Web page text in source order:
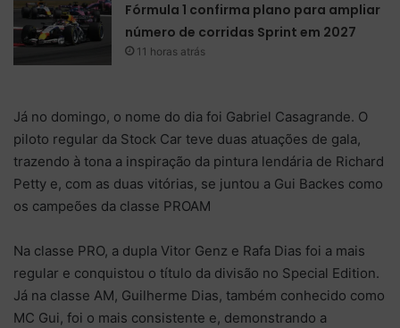
Fórmula 1 confirma plano para ampliar
número de corridas Sprint em 2027
11 horas atrás
Já no domingo, o nome do dia foi Gabriel Casagrande. O
piloto regular da Stock Car teve duas atuações de gala,
trazendo à tona a inspiração da pintura lendária de Richard
Petty e, com as duas vitórias, se juntou a Gui Backes como
os campeões da classe PROAM
Na classe PRO, a dupla Vitor Genz e Rafa Dias foi a mais
regular e conquistou o título da divisão no Special Edition.
Já na classe AM, Guilherme Dias, também conhecido como
MC Gui, foi o mais consistente e, demonstrando a